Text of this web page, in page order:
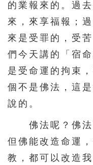
的業報來的。過
來，來享福報；
來是受罪的，受
們今天講的「宿
是受命運的拘束
個不是佛法，這
說的。
佛法呢？佛法
但佛能改造命運
教，都可以改造